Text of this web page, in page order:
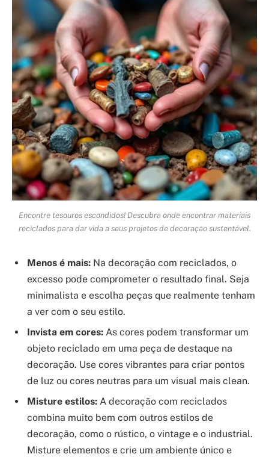
Encontre tesouros escondidos! Descubra onde encontrar materiais
reciclados para dar vida a seus projetos de decoração sustentável.
Menos é mais: Na decoração com reciclados, o
excesso pode comprometer o resultado final. Seja
minimalista e escolha peças que realmente tenham
a ver com o seu estilo.
Invista em cores: As cores podem transformar um
objeto reciclado em uma peça de destaque na
decoração. Use cores vibrantes para criar pontos
de luz ou cores neutras para um visual mais clean.
Misture estilos: A decoração com reciclados
combina muito bem com outros estilos de
decoração, como o rústico, o vintage e o industrial.
Misture elementos e crie um ambiente único e